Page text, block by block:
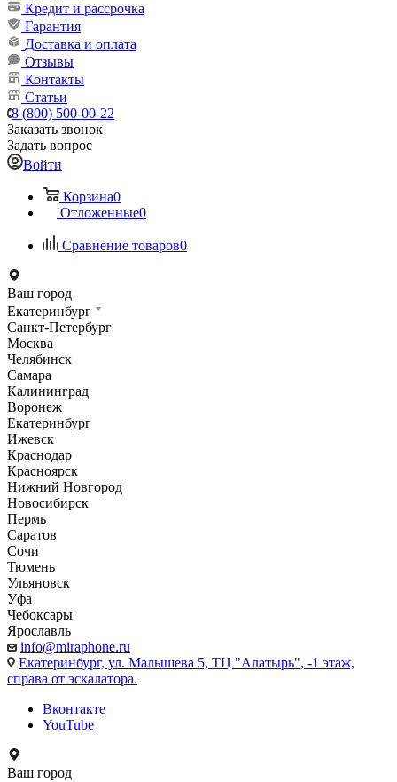
Кредит и рассрочка
Гарантия
Доставка и оплата
Отзывы
Контакты
Статьи
8 (800) 500-00-22
Заказать звонок
Задать вопрос
Войти
Корзина0
Отложенные0
Сравнение товаров0
Ваш город
Екатеринбург
Санкт-Петербург
Москва
Челябинск
Самара
Калининград
Воронеж
Екатеринбург
Ижевск
Краснодар
Красноярск
Нижний Новгород
Новосибирск
Пермь
Саратов
Сочи
Тюмень
Ульяновск
Уфа
Чебоксары
Ярославль
info@miraphone.ru
Екатеринбург, ул. Малышева 5, ТЦ "Алатырь", -1 этаж,
справа от эскалатора.
Вконтакте
YouTube
Ваш город